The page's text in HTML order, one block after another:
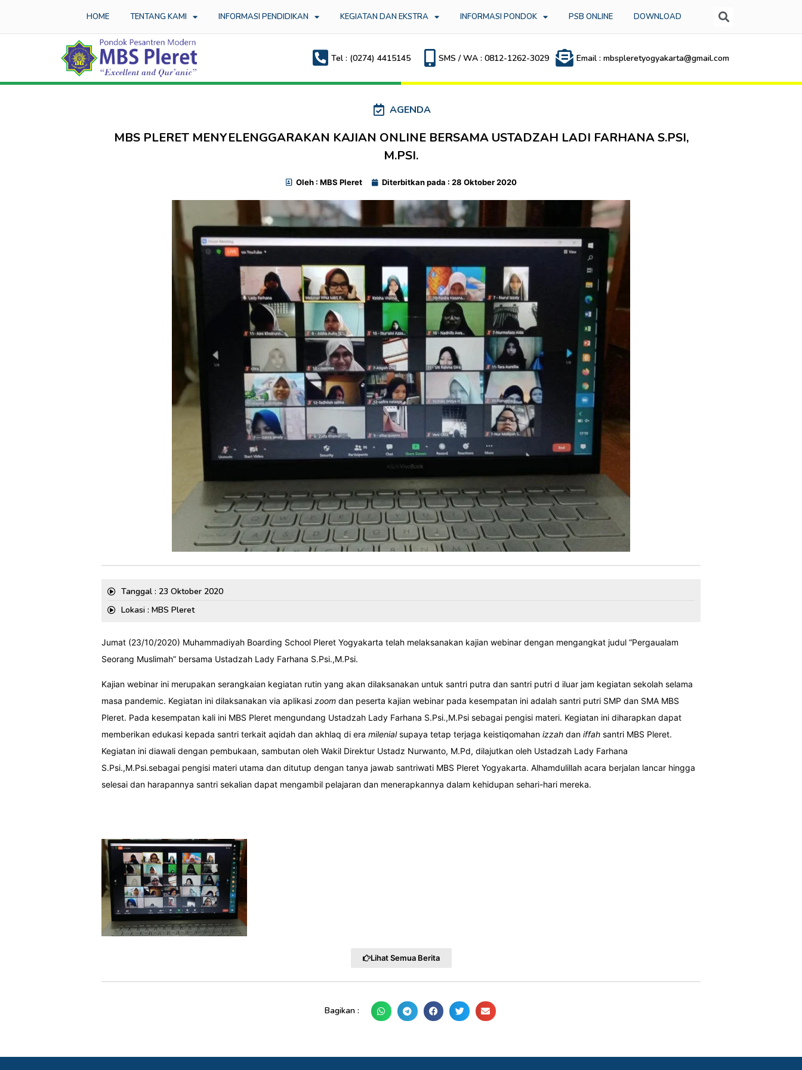
HOME TENTANG KAMI INFORMASI PENDIDIKAN KEGIATAN DAN EKSTRA INFORMASI PONDOK PSB ONLINE DOWNLOAD
Tel : (0274) 4415145 SMS / WA : 0812-1262-3029 Email : mbspleretyogyakarta@gmail.com
AGENDA
MBS PLERET MENYELENGGARAKAN KAJIAN ONLINE BERSAMA USTADZAH LADI FARHANA S.PSI,
M.PSI.
Oleh : MBS Pleret Diterbitkan pada : 28 Oktober 2020
Tanggal : 23 Oktober 2020
Lokasi : MBS Pleret
Jumat (23/10/2020) Muhammadiyah Boarding School Pleret Yogyakarta telah melaksanakan kajian webinar dengan mengangkat judul “Pergaualam
Seorang Muslimah” bersama Ustadzah Lady Farhana S.Psi.,M.Psi.
Kajian webinar ini merupakan serangkaian kegiatan rutin yang akan dilaksanakan untuk santri putra dan santri putri d iluar jam kegiatan sekolah selama
masa pandemic. Kegiatan ini dilaksanakan via aplikasi zoom dan peserta kajian webinar pada kesempatan ini adalah santri putri SMP dan SMA MBS
Pleret. Pada kesempatan kali ini MBS Pleret mengundang Ustadzah Lady Farhana S.Psi.,M.Psi sebagai pengisi materi. Kegiatan ini diharapkan dapat
memberikan edukasi kepada santri terkait aqidah dan akhlaq di era milenialsupaya tetap terjaga keistiqomahan izzah dan iffah santri MBS Pleret.
Kegiatan ini diawali dengan pembukaan, sambutan oleh Wakil Direktur Ustadz Nurwanto, M.Pd, dilajutkan oleh Ustadzah Lady Farhana
S.Psi.,M.Psi.sebagai pengisi materi utama dan ditutup dengan tanya jawab santriwati MBS Pleret Yogyakarta. Alhamdulillah acara berjalan lancar hingga
selesai dan harapannya santri sekalian dapat mengambil pelajaran dan menerapkannya dalam kehidupan sehari-hari mereka.
Lihat Semua Berita
Bagikan :